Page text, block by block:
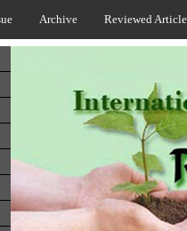
Archive Reviewed